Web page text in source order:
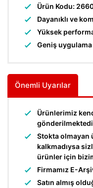
Ürün Kodu:
Dayanıklı ve
Yüksek
Geniş
Önemli Uyarılar
Ürünlerimiz
Stokta olmayan
kalkmadıysa
ürünler için
Firmamız E-
Satın almış